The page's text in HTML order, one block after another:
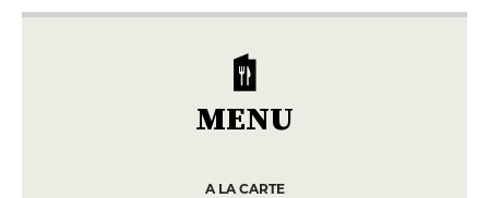
MENU
A LA CARTE